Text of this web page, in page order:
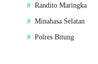
Randito Maringka
Minahasa Selatan
Polres Bitung